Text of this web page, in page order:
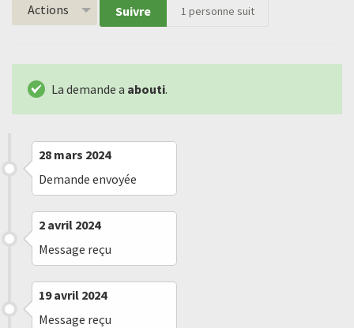
Actions Suivre 1 personne suit
La demande a abouti.
28 mars 2024
Demande envoyée
2 avril 2024
Message reçu
19 avril 2024
Message reçu